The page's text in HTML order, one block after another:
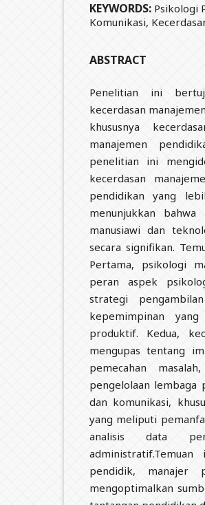
KEYWORDS: Psikologi
Komunikasi,
ABSTRACT
Penelitian ini
kecerdasan
khususnya
manajemen
penelitian ini
kecerdasan
pendidikan yang
menunjukkan
manusiawi dan
secara signifikan.
Pertama, psikologi
peran aspek
strategi
kepemimpinan
produktif. Kedua,
mengupas tentang
pemecahan
pengelolaan
dan komunikasi,
yang meliputi
analisis data
pendidik, manajer
mengoptimalkan